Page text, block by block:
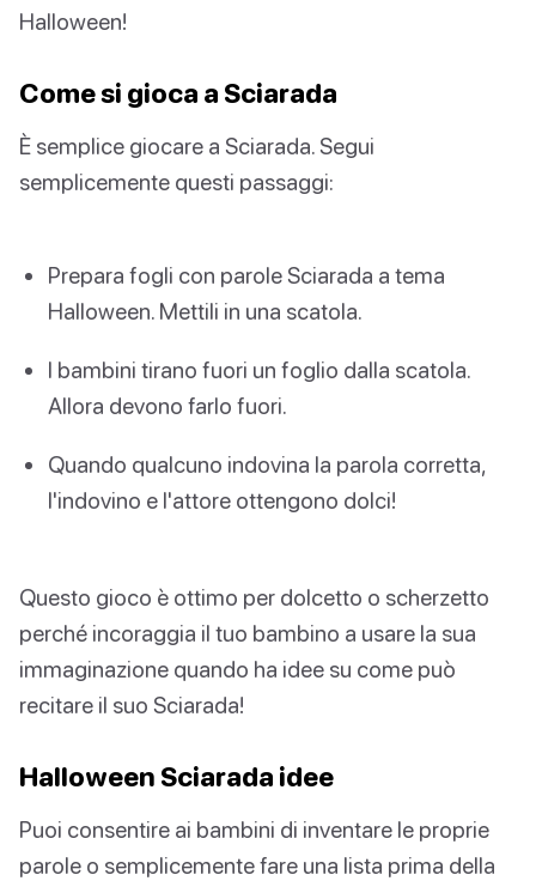
Halloween!
Come si gioca a Sciarada
È semplice giocare a Sciarada. Segui
semplicemente questi passaggi:
Prepara fogli con parole Sciarada a tema
Halloween. Mettili in una scatola.
I bambini tirano fuori un foglio dalla scatola.
Allora devono farlo fuori.
Quando qualcuno indovina la parola corretta,
l'indovino e l'attore ottengono dolci!
Questo gioco è ottimo per dolcetto o scherzetto
perché incoraggia il tuo bambino a usare la sua
immaginazione quando ha idee su come può
recitare il suo Sciarada!
Halloween Sciarada idee
Puoi consentire ai bambini di inventare le proprie
parole o semplicemente fare una lista prima della